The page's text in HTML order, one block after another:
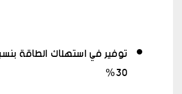
توفير في استهلاك الطاقة
30%